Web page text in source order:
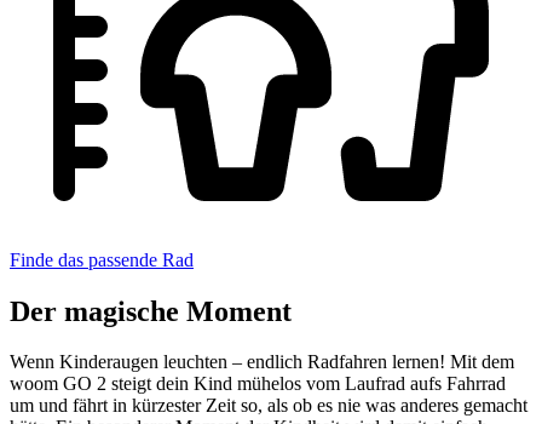
Finde das passende Rad
Der magische Moment
Wenn Kinderaugen leuchten – endlich Radfahren lernen! Mit dem
woom GO 2 steigt dein Kind mühelos vom Laufrad aufs Fahrrad
um und fährt in kürzester Zeit so, als ob es nie was anderes gemacht